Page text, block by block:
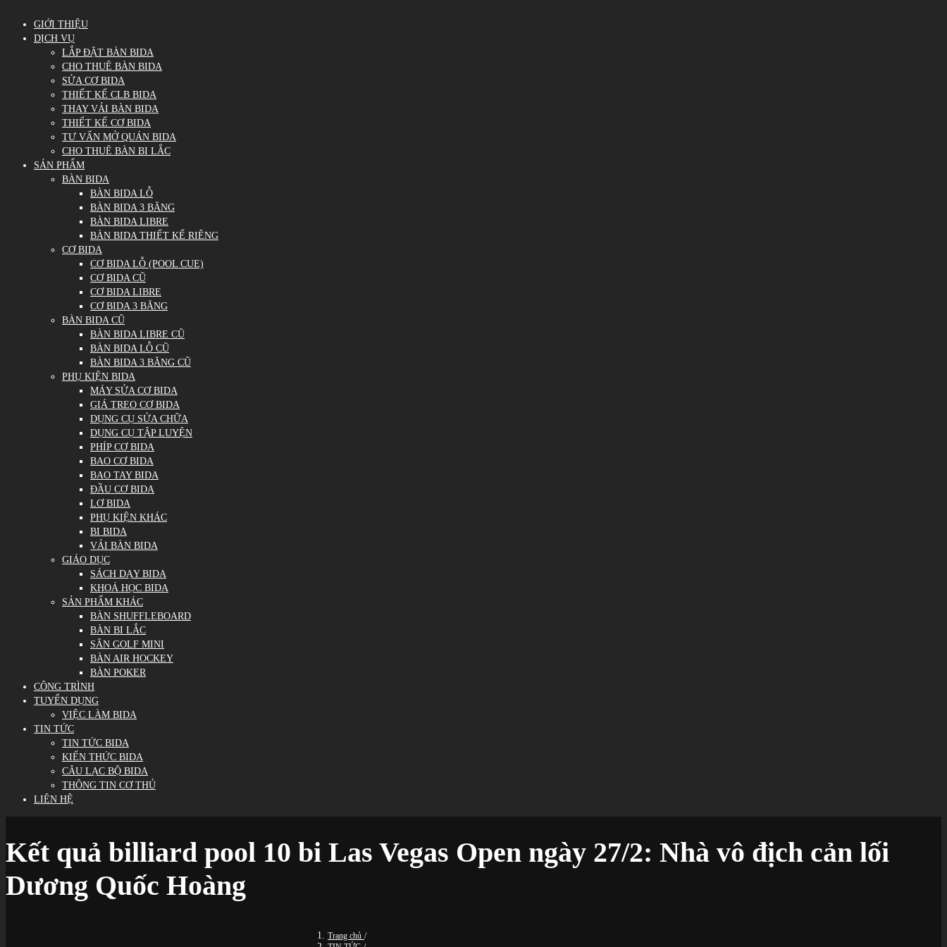
GIỚI THIỆU
DỊCH VỤ
LẮP ĐẶT BÀN BIDA
CHO THUÊ BÀN BIDA
SỬA CƠ BIDA
THIẾT KẾ CLB BIDA
THAY VẢI BÀN BIDA
THIẾT KẾ CƠ BIDA
TƯ VẤN MỞ QUÁN BIDA
CHO THUÊ BÀN BI LẮC
SẢN PHẨM
BÀN BIDA
BÀN BIDA LỖ
BÀN BIDA 3 BĂNG
BÀN BIDA LIBRE
BÀN BIDA THIẾT KẾ RIÊNG
CƠ BIDA
CƠ BIDA LỖ (POOL CUE)
CƠ BIDA CŨ
CƠ BIDA LIBRE
CƠ BIDA 3 BĂNG
BÀN BIDA CŨ
BÀN BIDA LIBRE CŨ
BÀN BIDA LỖ CŨ
BÀN BIDA 3 BĂNG CŨ
PHỤ KIỆN BIDA
MÁY SỬA CƠ BIDA
GIÁ TREO CƠ BIDA
DỤNG CỤ SỬA CHỮA
DỤNG CỤ TẬP LUYỆN
PHÍP CƠ BIDA
BAO CƠ BIDA
BAO TAY BIDA
ĐẦU CƠ BIDA
LƠ BIDA
PHỤ KIỆN KHÁC
BI BIDA
VẢI BÀN BIDA
GIÁO DỤC
SÁCH DẠY BIDA
KHOÁ HỌC BIDA
SẢN PHẨM KHÁC
BÀN SHUFFLEBOARD
BÀN BI LẮC
SÂN GOLF MINI
BÀN AIR HOCKEY
BÀN POKER
CÔNG TRÌNH
TUYỂN DỤNG
VIỆC LÀM BIDA
TIN TỨC
TIN TỨC BIDA
KIẾN THỨC BIDA
CÂU LẠC BỘ BIDA
THÔNG TIN CƠ THỦ
LIÊN HỆ
Kết quả billiard pool 10 bi Las Vegas Open ngày 27/2: Nhà vô địch cản lối
Dương Quốc Hoàng
Trang chủ /